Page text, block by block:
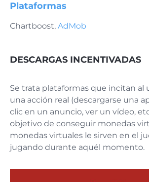
Plataformas
Chartboost, AdMob
DESCARGAS INCENTIVADAS
Se trata plataformas que incitan al
una acción real (descargarse una
clic en un anuncio, ver un vídeo,
objetivo de conseguir monedas
monedas virtuales le sirven en el
jugando durante aquél momento.